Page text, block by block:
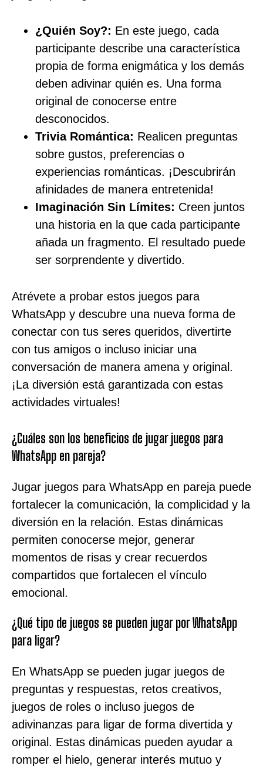
¿Quién Soy?: En este juego, cada
participante describe una característica
propia de forma enigmática y los demás
deben adivinar quién es. Una forma
original de conocerse entre
desconocidos.
Trivia Romántica: Realicen preguntas
sobre gustos, preferencias o
experiencias románticas. ¡Descubrirán
afinidades de manera entretenida!
Imaginación Sin Límites: Creen juntos
una historia en la que cada participante
añada un fragmento. El resultado puede
ser sorprendente y divertido.
Atrévete a probar estos juegos para
WhatsApp y descubre una nueva forma de
conectar con tus seres queridos, divertirte
con tus amigos o incluso iniciar una
conversación de manera amena y original.
¡La diversión está garantizada con estas
actividades virtuales!
¿Cuáles son los beneficios de jugar juegos para
WhatsApp en pareja?
Jugar juegos para WhatsApp en pareja puede
fortalecer la comunicación, la complicidad y la
diversión en la relación. Estas dinámicas
permiten conocerse mejor, generar
momentos de risas y crear recuerdos
compartidos que fortalecen el vínculo
emocional.
¿Qué tipo de juegos se pueden jugar por WhatsApp
para ligar?
En WhatsApp se pueden jugar juegos de
preguntas y respuestas, retos creativos,
juegos de roles o incluso juegos de
adivinanzas para ligar de forma divertida y
original. Estas dinámicas pueden ayudar a
romper el hielo, generar interés mutuo y